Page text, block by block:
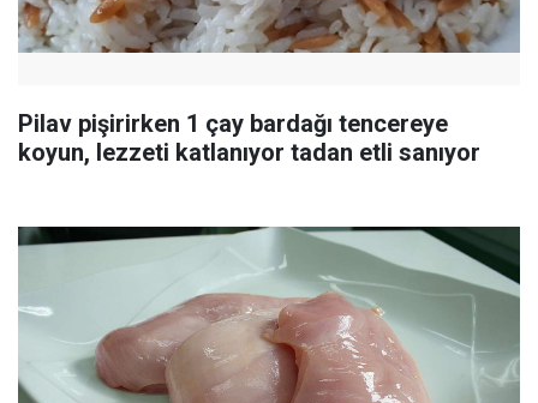
Pilav pişirirken 1 çay bardağı tencereye
koyun, lezzeti katlanıyor tadan etli sanıyor